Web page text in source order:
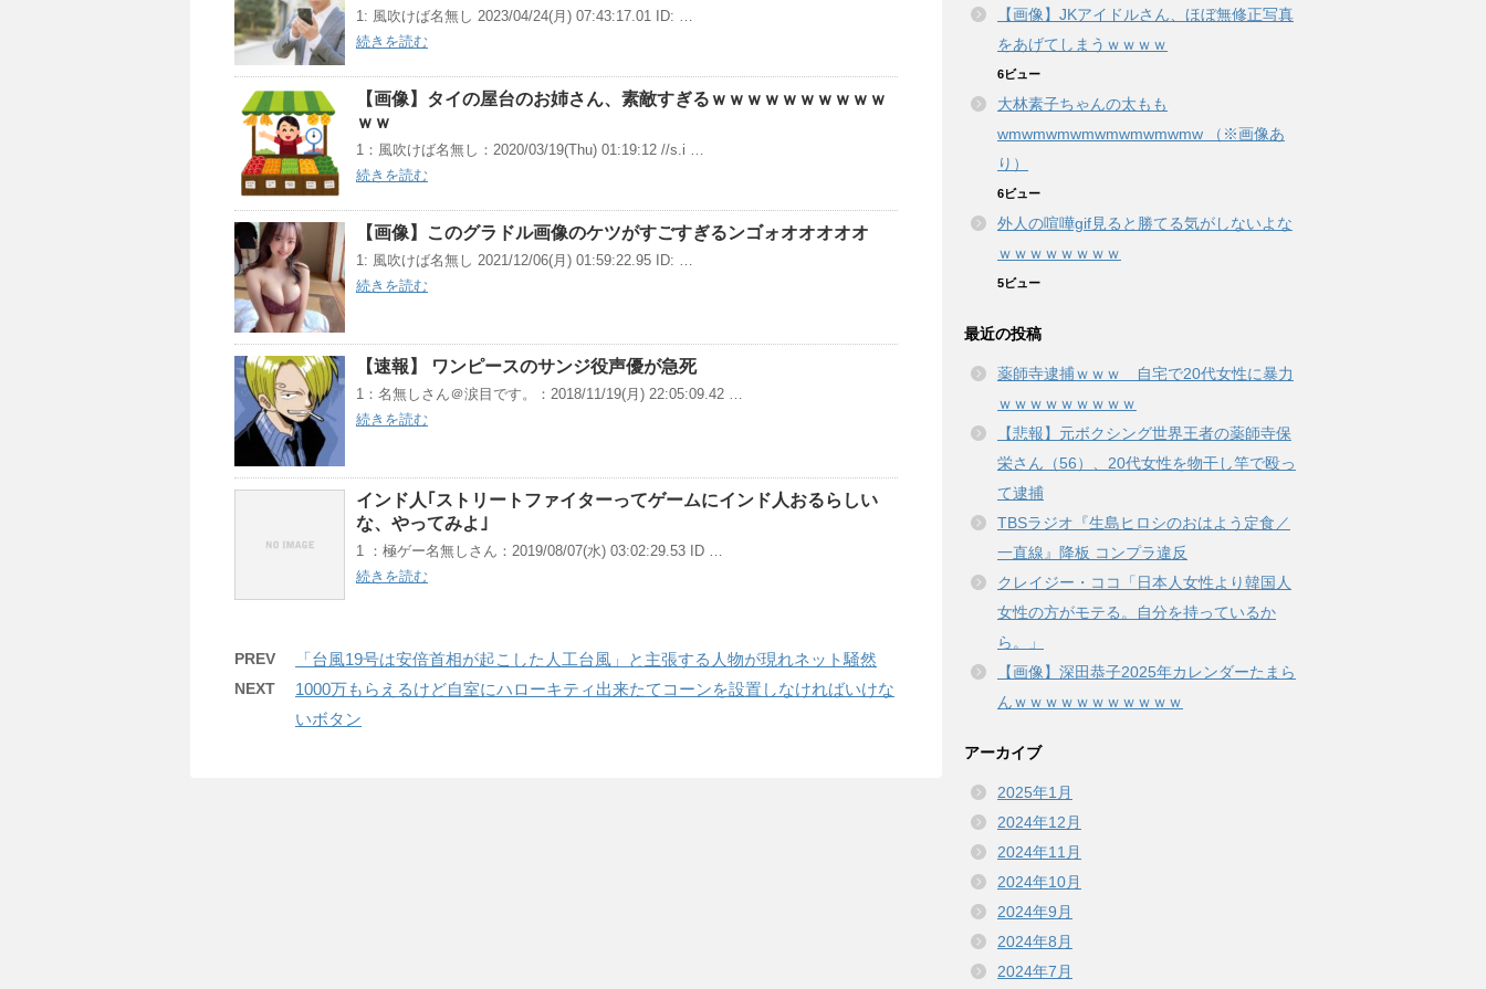
1: 風吹けば名無し 2023/04/24(月) 07:43:17.01 ID: …
続きを読む
【画像】タイの屋台のお姉さん、素敵すぎるｗｗｗｗｗｗｗｗｗｗ
ｗｗ
1：風吹けば名無し：2020/03/19(Thu) 01:19:12 //s.i …
続きを読む
【画像】このグラドル画像のケツがすごすぎるンゴォオオオオオ
1: 風吹けば名無し 2021/12/06(月) 01:59:22.95 ID: …
続きを読む
【速報】 ワンピースのサンジ役声優が急死
1：名無しさん＠涙目です。：2018/11/19(月) 22:05:09.42 …
続きを読む
インド人｢ストリートファイターってゲームにインド人おるらしい
な、やってみよ｣
1 ：極ゲー名無しさん：2019/08/07(水) 03:02:29.53 ID …
続きを読む
PREV 「台風19号は安倍首相が起こした人工台風」と主張する人物が現れネット騒然
NEXT
1000万もらえるけど自室にハローキティ出来たてコーンを設置しなければいけな
いボタン
【画像】JKアイドルさん、ほぼ無修正写真
をあげてしまうｗｗｗｗ
6ビュー
大林素子ちゃんの太もも
wmwmwmwmwmwmwmwmw （※画像あ
り）
6ビュー
外人の喧嘩gif見ると勝てる気がしないよな
ｗｗｗｗｗｗｗｗ
5ビュー
最近の投稿
薬師寺逮捕ｗｗｗ 自宅で20代女性に暴力
ｗｗｗｗｗｗｗｗｗ
【悲報】元ボクシング世界王者の薬師寺保
栄さん（56）、20代女性を物干し竿で殴っ
て逮捕
TBSラジオ『生島ヒロシのおはよう定食／
一直線』降板 コンプラ違反
クレイジー・ココ「日本人女性より韓国人
女性の方がモテる。自分を持っているか
ら。」
【画像】深田恭子2025年カレンダーたまら
んｗｗｗｗｗｗｗｗｗｗｗ
アーカイブ
2025年1月
2024年12月
2024年11月
2024年10月
2024年9月
2024年8月
2024年7月